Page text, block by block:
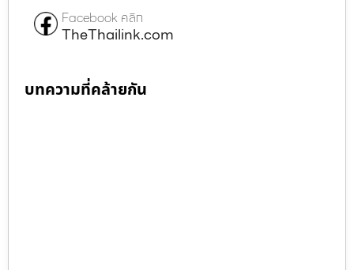
Facebook คลิก
TheThailink.com
บทความที่คล้ายกัน